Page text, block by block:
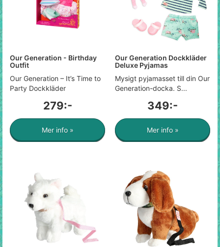
Our Generation - Birthday
Outfit
Our Generation – It’s Time to
Party Dockkläder
279:-
Mer info »
Our Generation Dockkläder
Deluxe Pyjamas
Mysigt pyjamasset till din Our
Generation-docka. S...
349:-
Mer info »